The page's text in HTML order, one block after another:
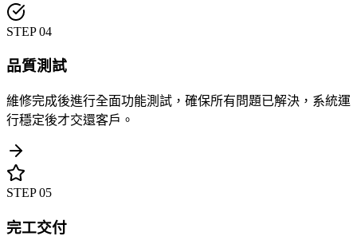
STEP04
品質測試
維修完成後進行全面功能測試，確保所有問題已解決，系統運
行穩定後才交還客戶。
STEP05
完工交付